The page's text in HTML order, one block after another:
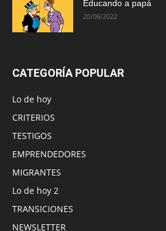
Educando a papá
20/06/2022
CATEGORÍA POPULAR
Lo de hoy
CRITERIOS
TESTIGOS
EMPRENDEDORES
MIGRANTES
Lo de hoy 2
TRANSICIONES
NEWSLETTER